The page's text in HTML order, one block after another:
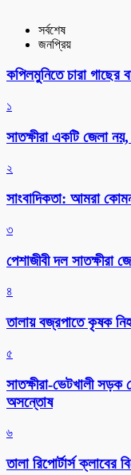
সর্বশেষ
জনপ্রিয়
কপিলমুনিতে চারা গাছের
১
সাতক্ষীরা একটি জেলা
২
সাংবাদিকতা: আমরা
৩
পেশাজীবী দল সাতক্ষীরা
৪
তালায় বজ্রপাতে কৃষক
৫
সাতক্ষীরা-ভেটখালী সড়ক
অসন্তোষ
৬
‎তালা রিপোর্টার্স ক্লাবের